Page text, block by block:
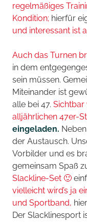
regelmäßiges
Kondition; hierfür
und interessant ist
Auch das Turnen
in dem
sein müssen.
Miteinander ist
alle bei 47. Sichtbar
alljährlichen 47er-
eingeladen.
der Austausch.
Vorbilder und es
gemeinsam Spaß
Slackline-Set 🙂
vielleicht wird’s ja
und Sportband,
Der Slacklinesport